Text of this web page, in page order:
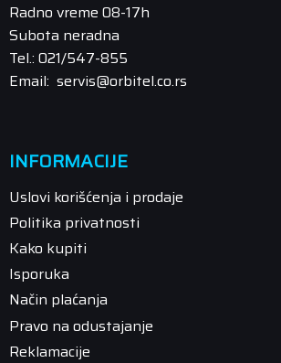
Radno vreme 08-17h
Subota neradna
Tel.: 021/547-855
Email: servis@orbitel.co.rs
INFORMACIJE
Uslovi korišćenja i prodaje
Politika privatnosti
Kako kupiti
Isporuka
Način plaćanja
Pravo na odustajanje
Reklamacije